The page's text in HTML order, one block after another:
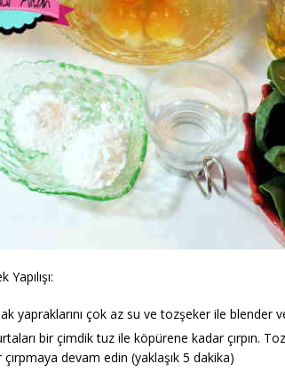
Yapılışı:
yapraklarını çok az su ve tozşeker ile blender
bir çimdik tuz ile köpürene kadar çırpın.
çırpmaya devam edin (yaklaşık 5 dakika)